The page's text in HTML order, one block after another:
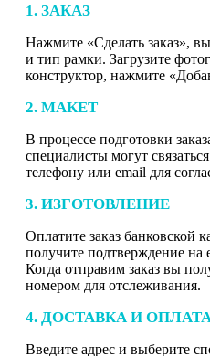
1. ЗАКАЗ
Нажмите «Сделать заказ»,
и тип рамки. Загрузите
конструктор, нажмите
2. МАКЕТ
В процессе подготовки
специалисты могут
телефону или email для
3. ИЗГОТОВЛЕНИЕ
Оплатите заказ банковской
получите подтверждение на
Когда отправим заказ вы
номером для отслеживания.
4. ДОСТАВКА И ОПЛАТА
Введите адрес и выберите